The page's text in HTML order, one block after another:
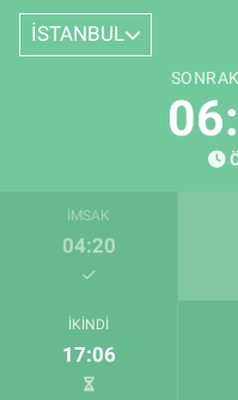
İSTANBUL
İMSAK
04:20
İKINDI
17:06